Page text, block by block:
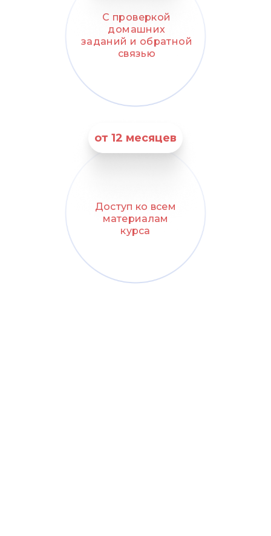
С проверкой
домашних
заданий и обратной
связью
Доступ ко всем
материалам
курса
от 12 месяцев